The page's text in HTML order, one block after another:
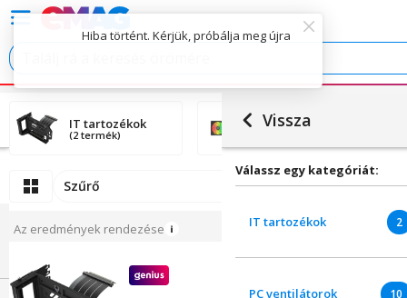
Vissza
Válassz egy kategóriát:
IT tartozékok 2
PC ventilátorok 10
IT tartozékok
(2 termék)
PC ventilátorok
Szűrő
Az eredmények rendezése